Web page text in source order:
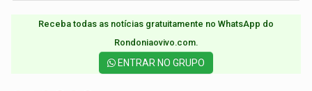
Receba todas as notícias gratuitamente no WhatsApp do
Rondoniaovivo.com.​
ENTRAR NO GRUPO